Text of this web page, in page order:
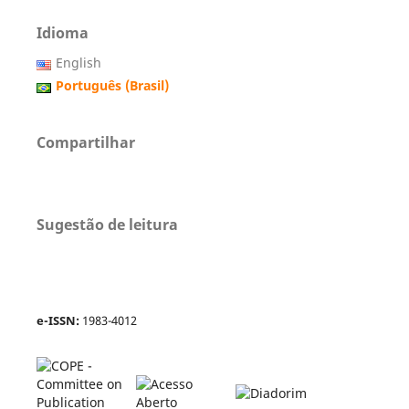
Idioma
English
Português (Brasil)
Compartilhar
Sugestão de leitura
e-ISSN: 1983-4012